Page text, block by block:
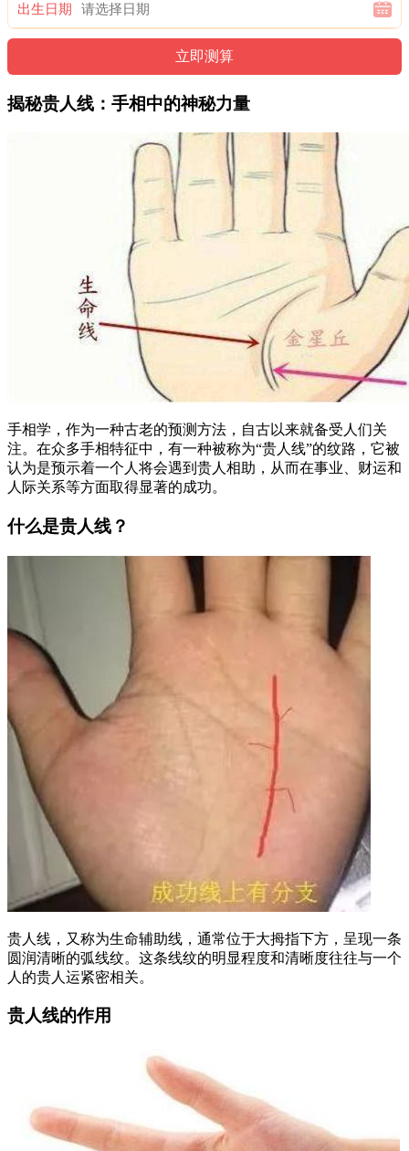
出生日期
揭秘贵人线：手相中的神秘力量
手相学，作为一种古老的预测方法，自古以来就备受人们关
注。在众多手相特征中，有一种被称为“贵人线”的纹路，它被
认为是预示着一个人将会遇到贵人相助，从而在事业、财运和
人际关系等方面取得显著的成功。
什么是贵人线？
贵人线，又称为生命辅助线，通常位于大拇指下方，呈现一条
圆润清晰的弧线纹。这条线纹的明显程度和清晰度往往与一个
人的贵人运紧密相关。
贵人线的作用